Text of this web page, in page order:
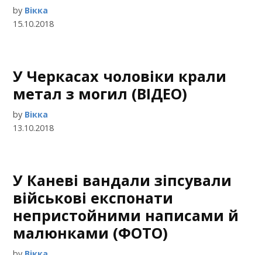
by Вікка
15.10.2018
У Черкасах чоловіки крали
метал з могил (ВІДЕО)
by Вікка
13.10.2018
У Каневі вандали зіпсували
військові експонати
непристойними написами й
малюнками (ФОТО)